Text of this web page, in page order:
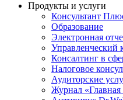
Продукты и услуги
Консультант
Образование
Электронная
Управленческий
Консалтинг в
Налоговое
Аудиторские
Журнал «Главная